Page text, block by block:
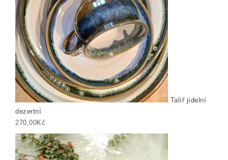
Talíř jídelní
dezertní
270,00Kč